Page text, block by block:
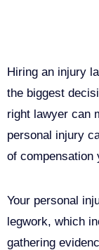
Hiring an injury
the biggest
right lawyer can
personal injury
of compensation
Your personal
legwork, which
gathering